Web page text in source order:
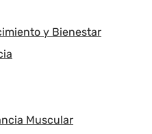
y Bienestar
Muscular